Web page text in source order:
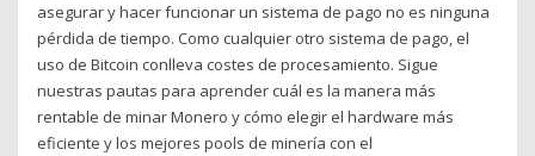
asegurar y hacer funcionar un sistema de pago no es ninguna
pérdida de tiempo. Como cualquier otro sistema de pago, el
uso de Bitcoin conlleva costes de procesamiento. Sigue
nuestras pautas para aprender cuál es la manera más
rentable de minar Monero y cómo elegir el hardware más
eficiente y los mejores pools de minería con el